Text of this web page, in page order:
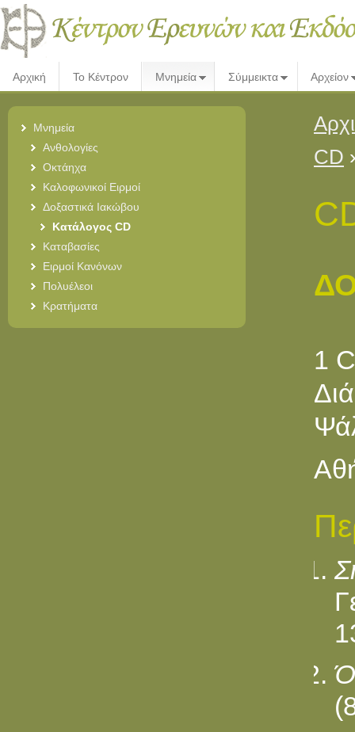
Αρχική Το Κέντρον Μνημεία Σύμμεικτα Αρχείον
Μνημεία
Ανθολογίες
Οκτάηχα
Καλοφωνικοί Ειρμοί
Δοξαστικά Ιακώβου
Κατάλογος CD
Καταβασίες
Ειρμοί Κανόνων
Πολυέλεοι
Κρατήματα
CD
1